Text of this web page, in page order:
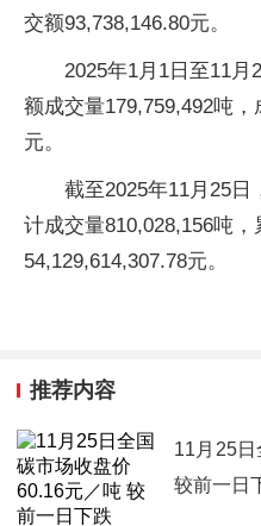
交额93,738,146.80元。
2025年1月1日至11
额成交量179,759,492吨
元。
截至2025年11月25
计成交量810,028,156吨，
54,129,614,307.78元。
推荐内容
11月25
较前一日